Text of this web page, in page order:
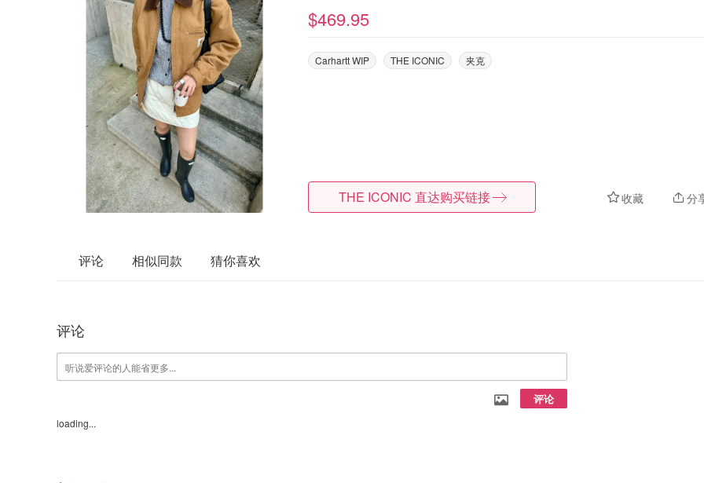
$469.95
Carhartt WIP THE ICONIC 夹克
收藏 分
THE ICONIC 直达购买链接
评论 相似同款 猜你喜欢
评论
评论
loading...